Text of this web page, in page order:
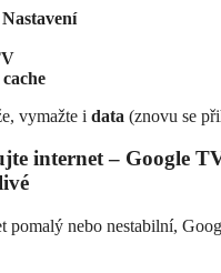
Nastavení
vymažte i data (znovu se
internet – Google
pomalý nebo nestabilní,